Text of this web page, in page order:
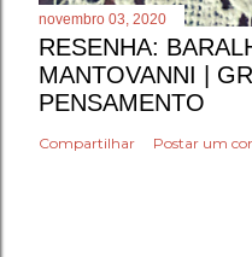
novembro 03, 2020
RESENHA:
MANTOVANNI |
PENSAMENTO
Compartilhar Postar um